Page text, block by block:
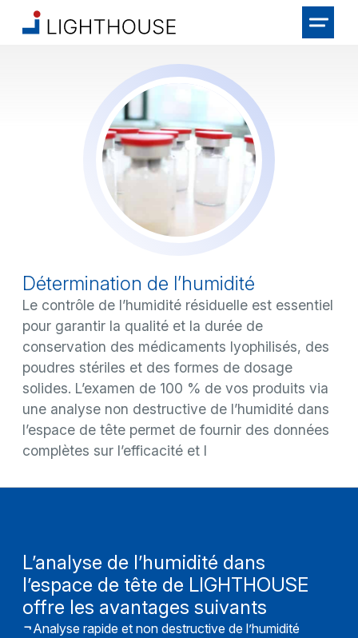
Détermination de l’humidité
Le contrôle de l’humidité résiduelle est essentiel
pour garantir la qualité et la durée de
conservation des médicaments lyophilisés, des
poudres stériles et des formes de dosage
solides. L’examen de 100 % de vos produits via
une analyse non destructive de l’humidité dans
l’espace de tête permet de fournir des données
complètes sur l’efficacité et l
L’analyse de l’humidité dans
l’espace de tête de LIGHTHOUSE
offre les avantages suivants
Analyse rapide et non destructive de l’humidité